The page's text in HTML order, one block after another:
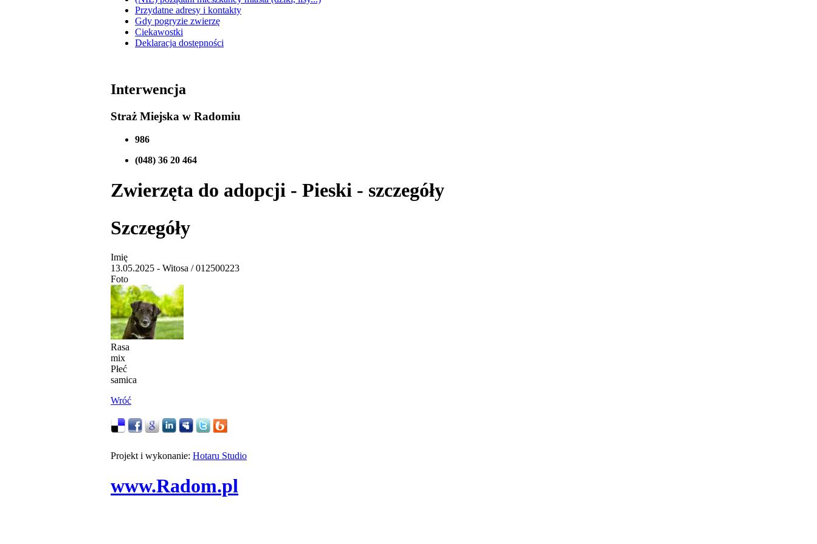
Przydatne adresy i kontakty
Gdy pogryzie zwierzę
Ciekawostki
Deklaracja dostępności
Interwencja
Straż Miejska w Radomiu
986
(048) 36 20 464
Zwierzęta do adopcji - Pieski - szczegóły
Szczegóły
Imię
13.05.2025 - Witosa / 012500223
Foto
Rasa
mix
Płeć
samica
Wróć
Projekt i wykonanie: Hotaru Studio
www.Radom.pl